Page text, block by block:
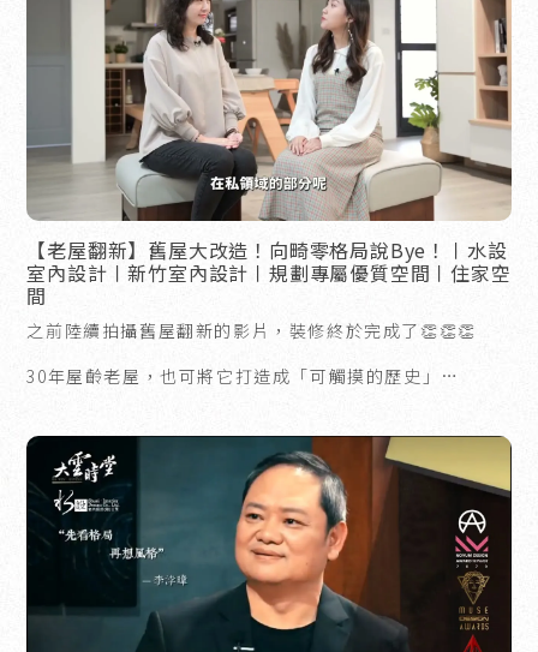
【老屋翻新】舊屋大改造！向畸零格局說Bye！〡水設
室內設計〡新竹室內設計〡規劃專屬優質空間〡住家空
間
之前陸續拍攝舊屋翻新的影片，裝修終於完成了👏👏👏
30年屋齡老屋，也可將它打造成「可觸摸的歷史」